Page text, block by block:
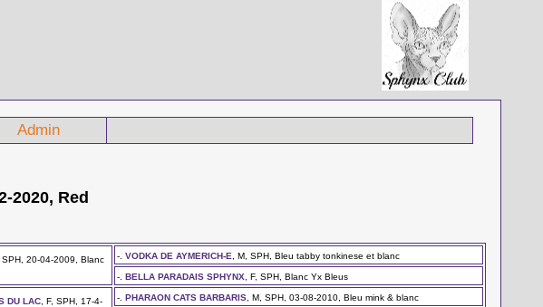
Admin
2020, Red
SPH, 20-04-2009, Blanc
-.VODKA DE AYMERICH-E , M, SPH, Bleu tabby tonkinese et blanc
-.BELLA PARADAIS SPHYNX , F, SPH, Blanc Yx Bleus
DU LAC , F, SPH, 17-4-
-.PHARAON CATS BARBARIS , M, SPH, 03-08-2010, Bleu mink & blanc